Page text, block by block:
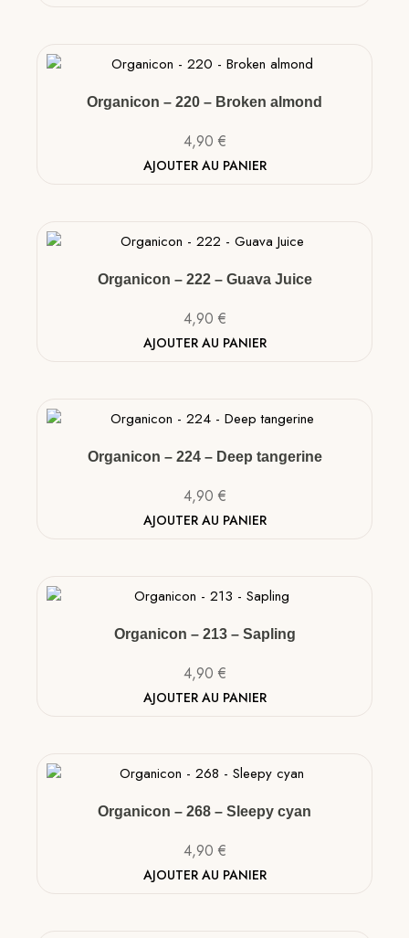
Organicon – 220 – Broken almond
4,90 €
AJOUTER AU PANIER
Organicon – 222 – Guava Juice
4,90 €
AJOUTER AU PANIER
Organicon – 224 – Deep tangerine
4,90 €
AJOUTER AU PANIER
Organicon – 213 – Sapling
4,90 €
AJOUTER AU PANIER
Organicon – 268 – Sleepy cyan
4,90 €
AJOUTER AU PANIER